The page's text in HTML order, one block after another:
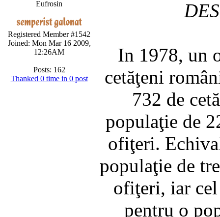
Eufrosin
Registered Member #1542
Joined: Mon Mar 16 2009,
12:26AM
Posts: 162
Thanked 0 time in 0 post
In 1978, un
cetăţeni
732 de
populaţie de
ofiţeri.
populaţie de
ofiţeri, iar
pentru o